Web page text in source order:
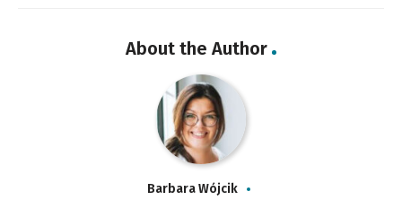
About the Author
Barbara Wójcik